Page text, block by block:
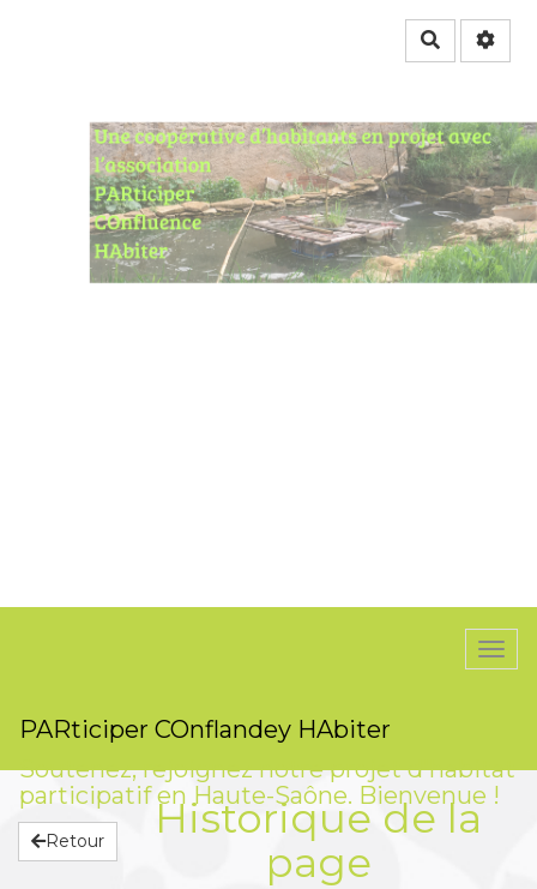
Rechercher
PARticiper COnflandey HAbiter
Soutenez, rejoignez notre projet d'habitat
participatif en Haute-Saône. Bienvenue !
Retour
Historique de la
page